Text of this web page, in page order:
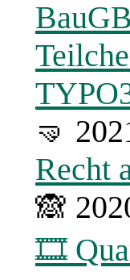
BauGB
🤜
Recht
🙈
🎞